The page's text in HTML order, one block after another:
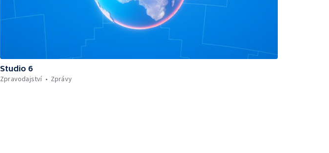
Studio 6
Zpravodajství
Zprávy